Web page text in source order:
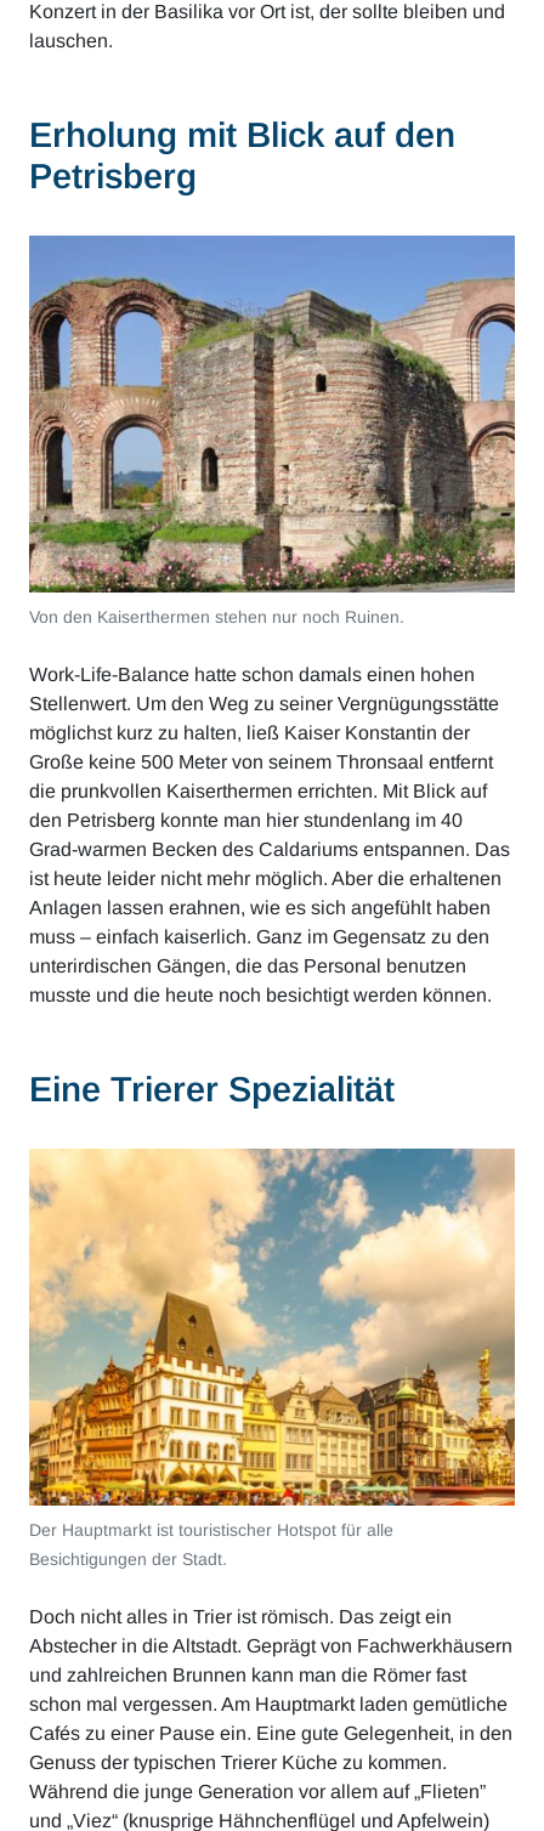
Konzert in der Basilika vor Ort ist, der sollte bleiben und
lauschen.
Erholung mit Blick auf den
Petrisberg
Von den Kaiserthermen stehen nur noch Ruinen.
Work-Life-Balance hatte schon damals einen hohen
Stellenwert. Um den Weg zu seiner Vergnügungsstätte
möglichst kurz zu halten, ließ Kaiser Konstantin der
Große keine 500 Meter von seinem Thronsaal entfernt
die prunkvollen Kaiserthermen errichten. Mit Blick auf
den Petrisberg konnte man hier stundenlang im 40
Grad-warmen Becken des Caldariums entspannen. Das
ist heute leider nicht mehr möglich. Aber die erhaltenen
Anlagen lassen erahnen, wie es sich angefühlt haben
muss – einfach kaiserlich. Ganz im Gegensatz zu den
unterirdischen Gängen, die das Personal benutzen
musste und die heute noch besichtigt werden können.
Eine Trierer Spezialität
Der Hauptmarkt ist touristischer Hotspot für alle
Besichtigungen der Stadt.
Doch nicht alles in Trier ist römisch. Das zeigt ein
Abstecher in die Altstadt. Geprägt von Fachwerkhäusern
und zahlreichen Brunnen kann man die Römer fast
schon mal vergessen. Am Hauptmarkt laden gemütliche
Cafés zu einer Pause ein. Eine gute Gelegenheit, in den
Genuss der typischen Trierer Küche zu kommen.
Während die junge Generation vor allem auf „Flieten”
und „Viez“ (knusprige Hähnchenflügel und Apfelwein)